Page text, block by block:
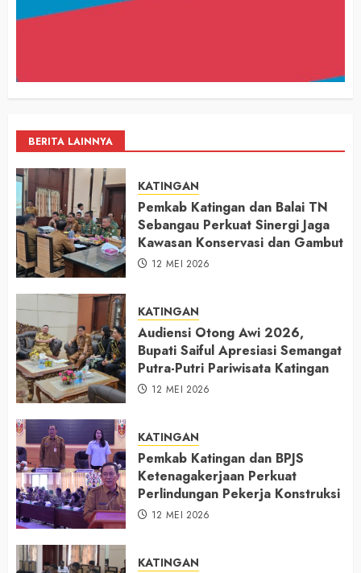
BERITA LAINNYA
KATINGAN
Pemkab Katingan dan Balai TN
Sebangau Perkuat Sinergi Jaga
Kawasan Konservasi dan Gambut
12 MEI 2026
KATINGAN
Audiensi Otong Awi 2026,
Bupati Saiful Apresiasi Semangat
Putra-Putri Pariwisata Katingan
12 MEI 2026
KATINGAN
Pemkab Katingan dan BPJS
Ketenagakerjaan Perkuat
Perlindungan Pekerja Konstruksi
12 MEI 2026
KATINGAN